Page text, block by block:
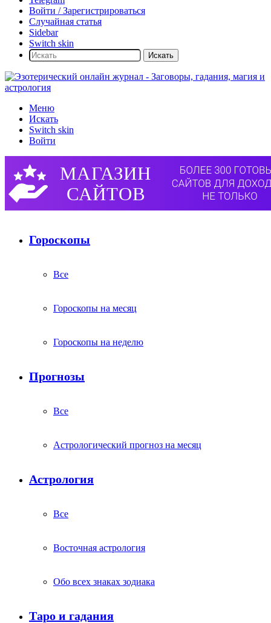
Войти / Зарегистрироваться
Случайная статья
Sidebar
Switch skin
Искать
Меню
Искать
Switch skin
Войти
Гороскопы
Все
Гороскопы на месяц
Гороскопы на неделю
Прогнозы
Все
Астрологический прогноз на месяц
Астрология
Все
Восточная астрология
Обо всех знаках зодиака
Таро и гадания